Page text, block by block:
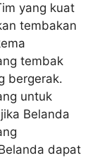
yang kuat
tembakan
tembak
bergerak.
untuk
Belanda
dapat